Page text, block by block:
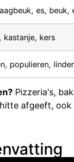
es, beuk,
kastanje, kers
populieren,
Pizzeria's,
afgeeft,